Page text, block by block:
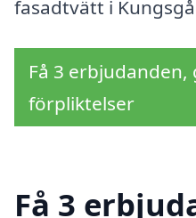
fasadtvätt i
Få 3
förpliktelser
Få 3